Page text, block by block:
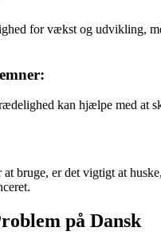
for vækst og udvikling,
kan hjælpe med at
bruge, er det vigtigt at
på Dansk